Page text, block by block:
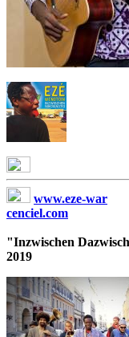
www.eze-war
cenciel.com
"Inzwischen
2019